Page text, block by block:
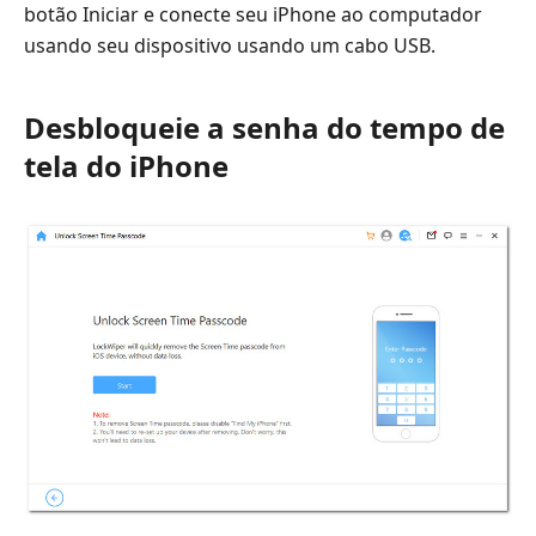
botão Iniciar e conecte seu iPhone ao computador
usando seu dispositivo usando um cabo USB.
Desbloqueie a senha do tempo de
tela do iPhone